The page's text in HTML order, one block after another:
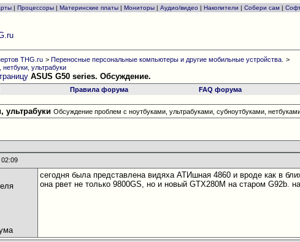
| Процессоры | Материнские платы | Мониторы | Аудио/видео | Накопители | Собери сам |
THG.ru >Переносные персональные компьютеры и другие мобильные устройства.
>
нетбуки, ультрабуки
ASUS G50 series. Обсуждение.
Правила форума FAQ форума
ультрабуки Обсуждение проблем с ноутбуками, ультрабуками, субноутбуками,
сегодня была представлена видяха АТИшная 4860 и вроде как в
она рвет не только 9800GS, но и новый GTX280M на старом G92b.